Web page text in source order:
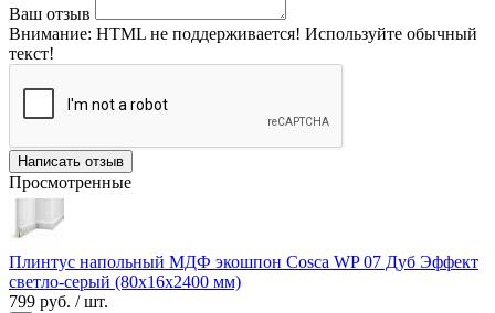
Ваш отзыв
Внимание: HTML не поддерживается! Используйте обычный
текст!
Написать отзыв
Просмотренные
Плинтус напольный МДФ экошпон Cosca WP 07 Дуб Эффект
светло-серый (80х16х2400 мм)
799 руб. / шт.